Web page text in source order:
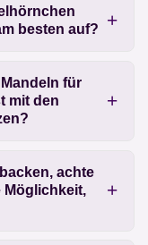
besten auf?
für
mit den
achte
Möglichkeit,